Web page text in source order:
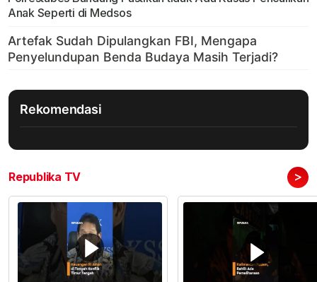
Anak Seperti di Medsos
Rekomendasi
Republika TV >